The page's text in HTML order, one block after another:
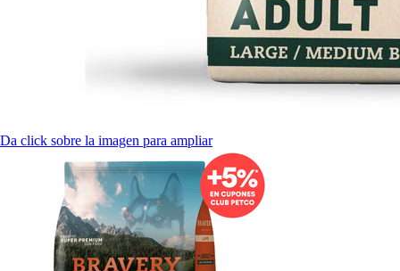
Da click sobre la imagen para ampliar